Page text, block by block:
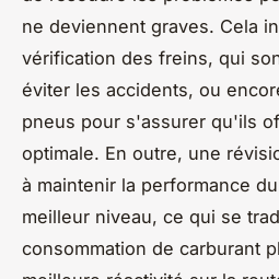
ne deviennent graves. Cela
vérification des freins, qui
éviter les accidents, ou
pneus pour s'assurer qu'ils
optimale. En outre, une
à maintenir la performance
meilleur niveau, ce qui se
consommation de carburant